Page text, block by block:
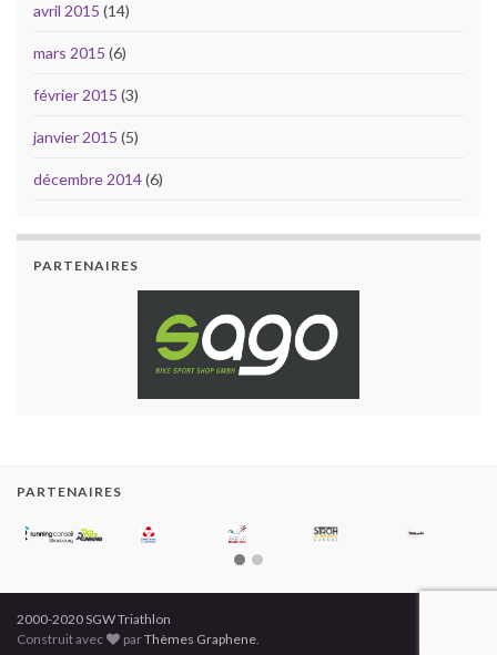
avril 2015 (14)
mars 2015 (6)
février 2015 (3)
janvier 2015 (5)
décembre 2014(6)
PARTENAIRES